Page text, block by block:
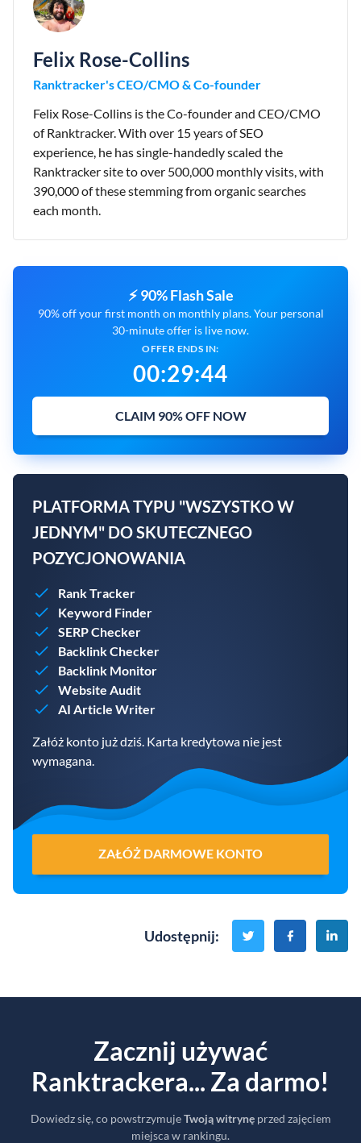
Felix Rose-Collins
Ranktracker's CEO/CMO & Co-founder
Felix Rose-Collins is the Co-founder and CEO/CMO
of Ranktracker. With over 15 years of SEO
experience, he has single-handedly scaled the
Ranktracker site to over 500,000 monthly visits, with
390,000 of these stemming from organic searches
each month.
⚡ 90% Flash Sale
90% off your first month on monthly plans. Your personal
30-minute offer is live now.
OFFER ENDS IN:
00:29:43
CLAIM 90% OFF NOW
PLATFORMA TYPU "WSZYSTKO W
JEDNYM" DO SKUTECZNEGO
POZYCJONOWANIA
Rank Tracker
Keyword Finder
SERP Checker
Backlink Checker
Backlink Monitor
Website Audit
AI Article Writer
Załóż konto już dziś. Karta kredytowa nie jest
wymagana.
ZAŁÓŻ DARMOWE KONTO
Udostępnij:
Zacznij używać
Ranktrackera... Za darmo!
Dowiedz się, co powstrzymujeTwoją witrynęprzed zajęciem
miejsca w rankingu.